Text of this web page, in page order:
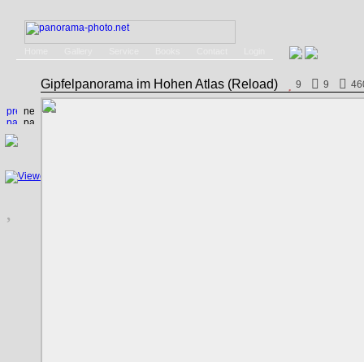
Gipfelpanorama im Hohen Atlas (Reload) 9 9